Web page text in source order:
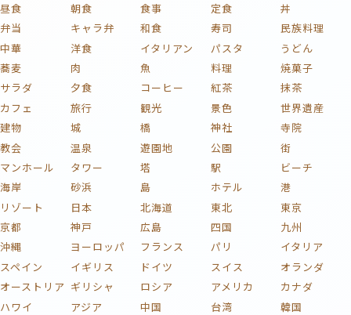
昼食
朝食 食事 定食
丼
弁当
キャラ弁 和食 寿司
民族料理
中華
洋食 イタリアン パスタ
うどん
蕎麦
肉 魚 料理
焼菓子
サラダ
夕食 コーヒー 紅茶
抹茶
カフェ
旅行 観光 景色
世界遺産
建物
城 橋 神社
寺院
教会
温泉 遊園地 公園
街
マンホール
タワー 塔 駅
ビーチ
海岸
砂浜 島 ホテル
港
リゾート
日本 北海道 東北
東京
京都
神戸 広島 四国
九州
沖縄
ヨーロッパ フランス パリ
イタリア
スペイン
イギリス ドイツ スイス
オランダ
オーストリア ギリシャ ロシア アメリカ
カナダ
ハワイ
アジア 中国 台湾
韓国